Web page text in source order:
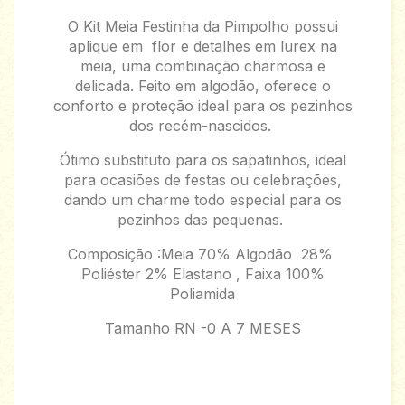
O Kit Meia Festinha da Pimpolho possui
aplique em flor e detalhes em lurex na
meia, uma combinação charmosa e
delicada. Feito em algodão, oferece o
conforto e proteção ideal para os pezinhos
dos recém-nascidos.
Ótimo substituto para os sapatinhos, ideal
para ocasiões de festas ou celebrações,
dando um charme todo especial para os
pezinhos das pequenas.
Composição :Meia 70% Algodão 28%
Poliéster 2% Elastano , Faixa 100%
Poliamida
Tamanho RN -0 A 7 MESES